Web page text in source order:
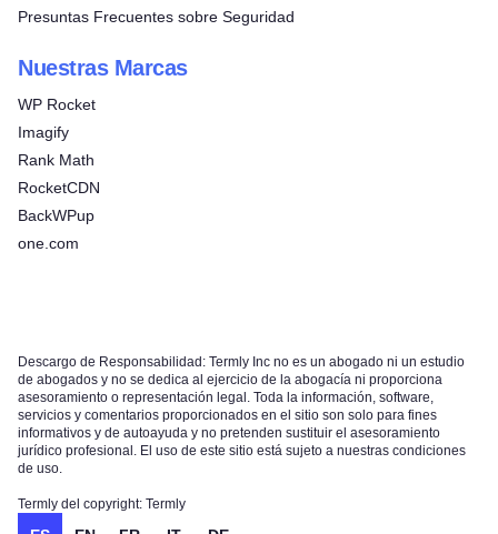
Presuntas Frecuentes sobre Seguridad
Nuestras Marcas
WP Rocket
Imagify
Rank Math
RocketCDN
BackWPup
one.com
Descargo de Responsabilidad: Termly Inc no es un abogado ni un estudio
de abogados y no se dedica al ejercicio de la abogacía ni proporciona
asesoramiento o representación legal. Toda la información, software,
servicios y comentarios proporcionados en el sitio son solo para fines
informativos y de autoayuda y no pretenden sustituir el asesoramiento
jurídico profesional. El uso de este sitio está sujeto a nuestras condiciones
de uso.
Termly del copyright: Termly